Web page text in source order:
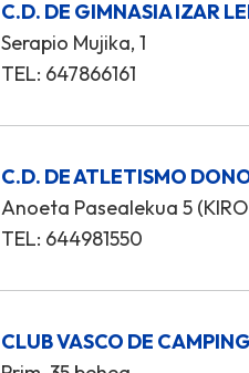
C.D. DE GIMNASIA IZAR
Serapio Mujika, 1
TEL: 647866161
C.D. DE ATLETISMO
Anoeta Pasealekua 5
TEL: 644981550
CLUB VASCO DE CAMPING